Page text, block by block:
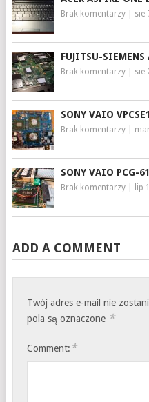
Brak komentarzy| sie
FUJITSU-
Brak komentarzy| sie
SONY VAIO
Brak komentarzy|
SONY VAIO PCG-
Brak komentarzy| lip
ADD A COMMENT
Twój adres e-mail nie
pola są oznaczone *
Comment: *